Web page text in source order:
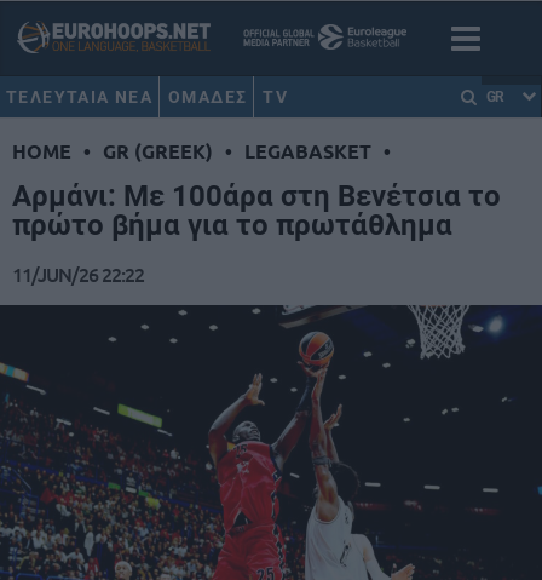
ΤΕΛΕΥΤΑΙΑ ΝΕΑ ΟΜΑΔΕΣ TV GR
HOME • GR (GREEK) • LEGABASKET •
Αρμάνι: Με 100άρα στη Βενέτσια το
πρώτο βήμα για το πρωτάθλημα
11/JUN/26 22:22